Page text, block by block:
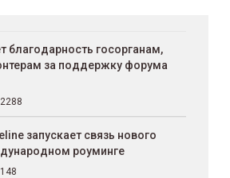
благодарность госорганам,
за поддержку форума
2288
запускает связь нового
роуминге
148